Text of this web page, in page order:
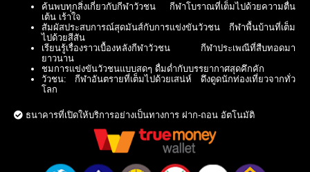
ค้นพบทุกสิ่งเกี่ยวกับกีฬาวัวชน กีฬาโบราณที่เต็มไปด้วยความตื่น
เต้น เร้าใจ
สัมผัสประสบการณ์สุดมันส์กับการแข่งขันวัวชน กีฬาพื้นบ้านที่เต็ม
ไปด้วยสีสัน
เรียนรู้เรื่องราวเบื้องหลังกีฬาวัวชน กีฬาประเพณีที่สืบทอดมา
ยาวนาน
ชมการแข่งขันวัวชนแบบสดๆ ดื่มด่ำกับบรรยากาศสุดคึกคัก
วัวชน: กีฬาอันตรายที่เต็มไปด้วยเสน่ห์ ดึงดูดนักท่องเที่ยวจากทั่ว
โลก
ธนาคารที่เปิดให้บริการอย่างเป็นทางการ ฝาก-ถอน อัตโนมัติ